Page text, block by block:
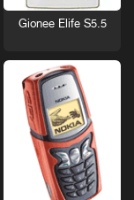
Gionee Elife S5.5